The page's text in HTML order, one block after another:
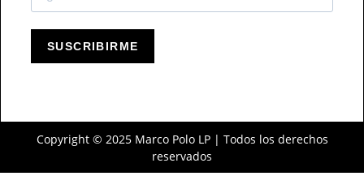
SUSCRIBIRME
Copyright © 2025 Marco Polo LP | Todos los derechos
reservados